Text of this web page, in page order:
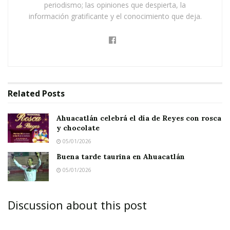
Buena tarde taurina en Ahuacatlán
Patronato que conforman los propios
regidores.
De esta forma y luego de someterse a votación,
los ediles que conforman el gobierno municipal
eligieron a la regidora Bethy Aguiar como
presidenta del citado Patronato.
periodismo; las opiniones que despierta, la
información gratificante y el conocimiento que deja.
Related Posts
Ahuacatlán celebrá el día de Reyes con rosca
y chocolate
05/01/2026
Buena tarde taurina en Ahuacatlán
05/01/2026
Discussion about this post